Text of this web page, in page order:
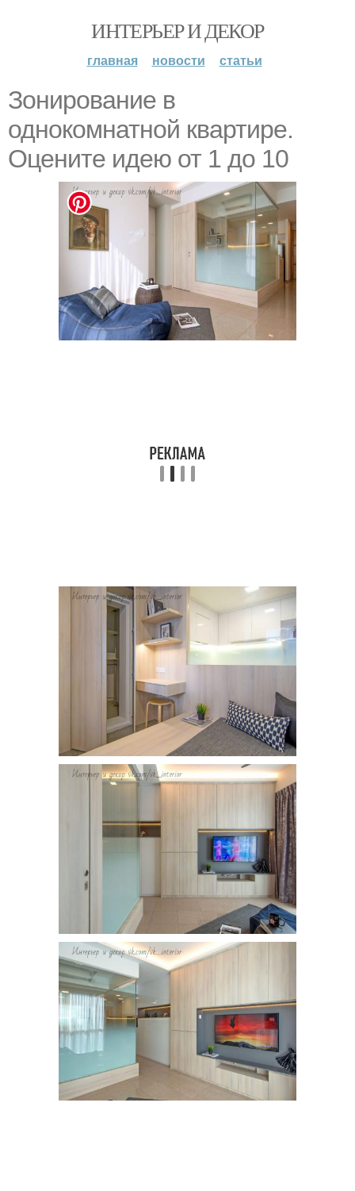
ИНТЕРЬЕР И ДЕКОР
главная новости статьи
Зонирование в
однокомнатной квартире.
Оцените идею от 1 до 10